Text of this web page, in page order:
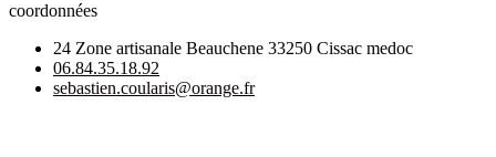
coordonnées
24 Zone artisanale Beauchene 33250 Cissac medoc
06.84.35.18.92
sebastien.coularis@orange.fr